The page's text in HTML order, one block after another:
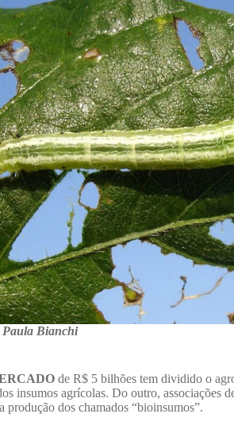
Paula Bianchi
de R$ 5 bilhões tem dividido o
insumos agrícolas. Do outro, associações
produção dos chamados “bioinsumos”.